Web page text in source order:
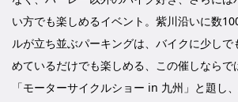
い方でも楽しめるイベント。紫川沿いに数
ルが立ち並ぶパーキングは、バイクに少し
めているだけでも楽しめる、この催しならで
「モーターサイクルショー in 九州」と題し